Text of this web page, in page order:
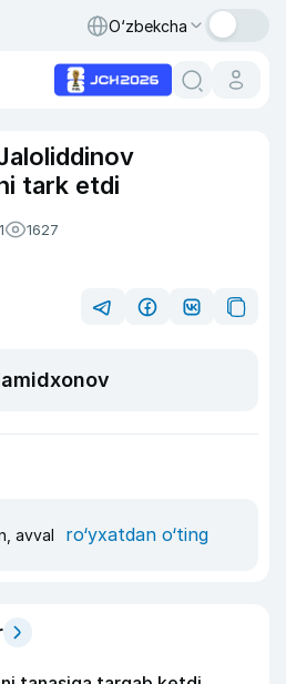
O‘zbekcha
tark etdi
1627
avval ro‘yxatdan o‘ting